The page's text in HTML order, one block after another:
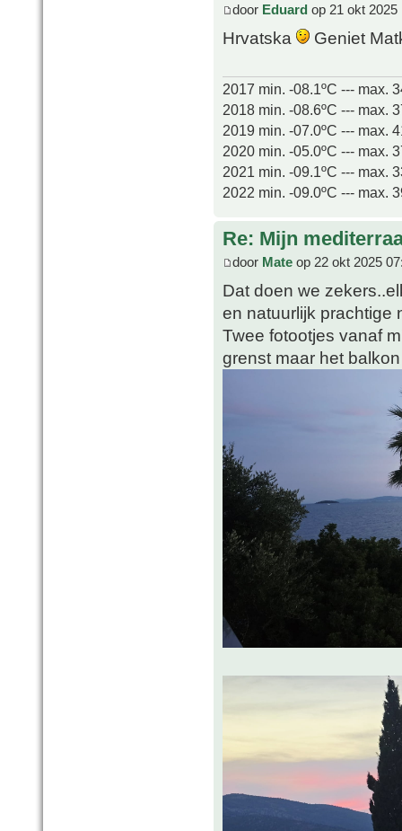
door Eduard op 21 okt 2025
Hrvatska Geniet
2017 min. -08.1ºC --- max.
2018 min. -08.6ºC --- max.
2019 min. -07.0ºC --- max.
2020 min. -05.0ºC --- max.
2021 min. -09.1ºC --- max.
2022 min. -09.0ºC --- max.
Re: Mijn
door Mate op 22 okt 2025
Dat doen we
en natuurlijk prachtige
Twee fotootjes vanaf
grenst maar het